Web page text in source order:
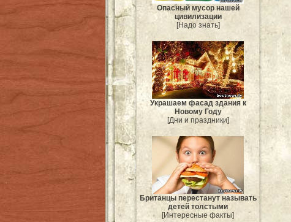
Опасный мусор нашей
цивилизации
[Надо знать]
Украшаем фасад здания к
Новому Году
[Дни и праздники]
Британцы перестанут называть
детей толстыми
[Интересные факты]